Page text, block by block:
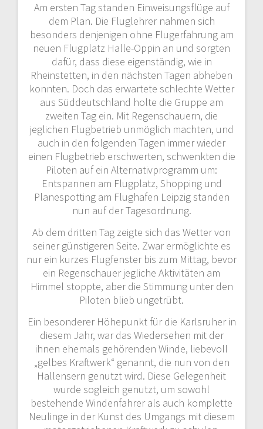
Am ersten Tag standen Einweisungsflüge auf
dem Plan. Die Fluglehrer nahmen sich
besonders denjenigen ohne Flugerfahrung am
neuen Flugplatz Halle-Oppin an und sorgten
dafür, dass diese eigenständig, wie in
Rheinstetten, in den nächsten Tagen abheben
konnten. Doch das erwartete schlechte Wetter
aus Süddeutschland holte die Gruppe am
zweiten Tag ein. Mit Regenschauern, die
jeglichen Flugbetrieb unmöglich machten, und
auch in den folgenden Tagen immer wieder
einen Flugbetrieb erschwerten, schwenkten die
Piloten auf ein Alternativprogramm um:
Entspannen am Flugplatz, Shopping und
Planespotting am Flughafen Leipzig standen
nun auf der Tagesordnung.
Ab dem dritten Tag zeigte sich das Wetter von
seiner günstigeren Seite. Zwar ermöglichte es
nur ein kurzes Flugfenster bis zum Mittag, bevor
ein Regenschauer jegliche Aktivitäten am
Himmel stoppte, aber die Stimmung unter den
Piloten blieb ungetrübt.
Ein besonderer Höhepunkt für die Karlsruher in
diesem Jahr, war das Wiedersehen mit der
ihnen ehemals gehörenden Winde, liebevoll
„gelbes Kraftwerk“ genannt, die nun von den
Hallensern genutzt wird. Diese Gelegenheit
wurde sogleich genutzt, um sowohl
bestehende Windenfahrer als auch komplette
Neulinge in der Kunst des Umgangs mit diesem